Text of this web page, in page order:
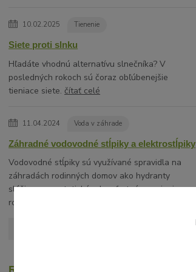
10.02.2025 Tienenie
Siete proti slnku
Hľadáte vhodnú alternatívu slnečníka? V
posledných rokoch sú čoraz obľúbenejšie
tieniace siete.čítať celé
11.04.2024 Voda v záhrade
Záhradné vodovodné stĺpiky a elektrostĺpiky
Vodovodné stĺpiky sú využívané spravidla na
záhradách rodinných domov ako hydranty
slúžiace na estetické a komfortné napojenie na
rozvod vody napríkla...
Recenzie zákazníkov